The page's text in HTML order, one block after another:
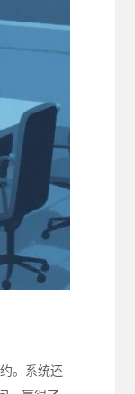
。系统还